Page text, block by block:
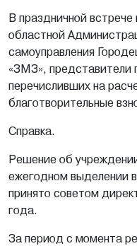
В праздничной
областной
самоуправления
«ЗМЗ», представители
перечисливших на
благотворительные
Справка.
Решение об
ежегодном выделении
принято советом
года.
За период с момента